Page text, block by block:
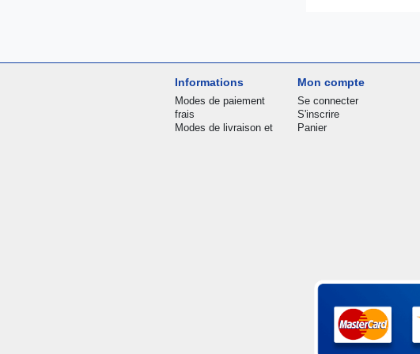
Informations
Modes de paiement
frais
Modes de livraison et
Mon compte
Se connecter
S'inscrire
Panier